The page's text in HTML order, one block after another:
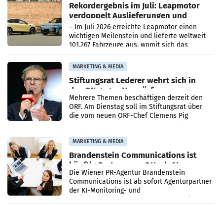
Rekordergebnis im Juli: Leapmotor
verdoppelt Auslieferungen und
überschreitet die 100.000er-Marke
– Im Juli 2026 erreichte Leapmotor einen
wichtigen Meilenstein und lieferte weltweit
101.267 Fahrzeuge aus, womit sich das
Ergebnis gegenüber Juli 2025 mehr als
verdoppelte (+102
MARKETING & MEDIA
Stiftungsrat Lederer wehrt sich in
den SN gegen Vorwürfe
Mehrere Themen beschäftigen derzeit den
ORF. Am Dienstag soll im Stiftungsrat über
die vom neuen ORF-Chef Clemens Pig
MARKETING & MEDIA
Brandenstein Communications ist
künftig Partner von OtterlyAI
Die Wiener PR-Agentur Brandenstein
Communications ist ab sofort Agenturpartner
der KI-Monitoring- und